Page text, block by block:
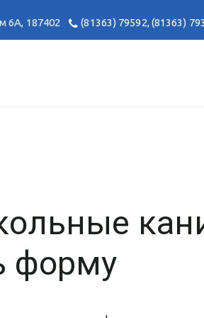
6А, 187402 (81363) 79592,(81363)
форму